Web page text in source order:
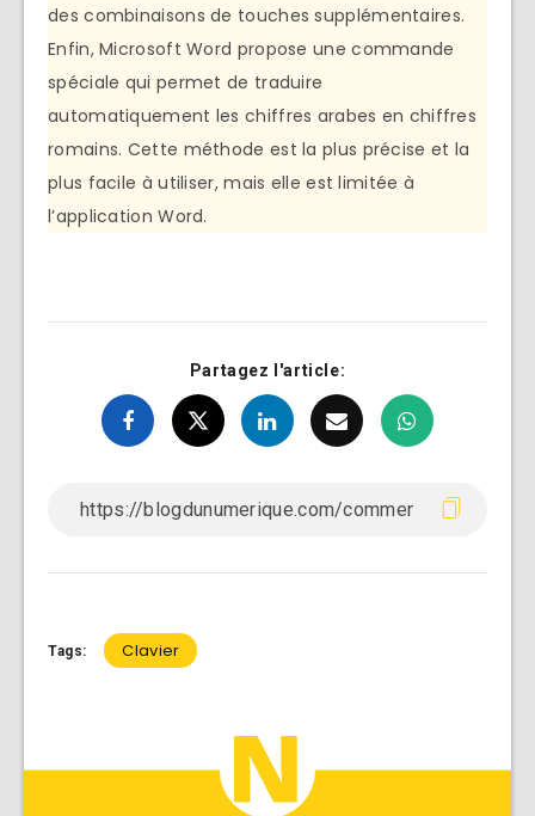
des combinaisons de touches supplémentaires.
Enfin, Microsoft Word propose une commande
spéciale qui permet de traduire
automatiquement les chiffres arabes en chiffres
romains. Cette méthode est la plus précise et la
plus facile à utiliser, mais elle est limitée à
l’application Word.
Partagez l'article:
Tags: Clavier